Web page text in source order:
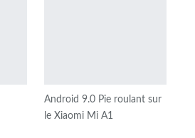
Android 9.0 Pie roulant sur
le Xiaomi Mi A1